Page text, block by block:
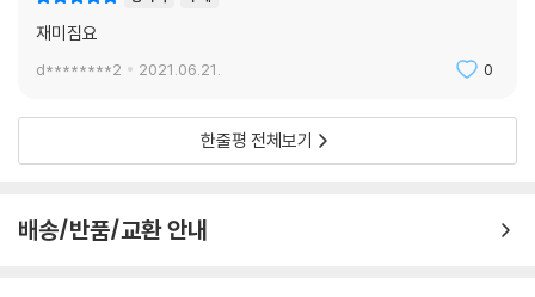
재미짐요
d********2 2021.06.21. 0
한줄평 전체보기
배송/반품/교환 안내